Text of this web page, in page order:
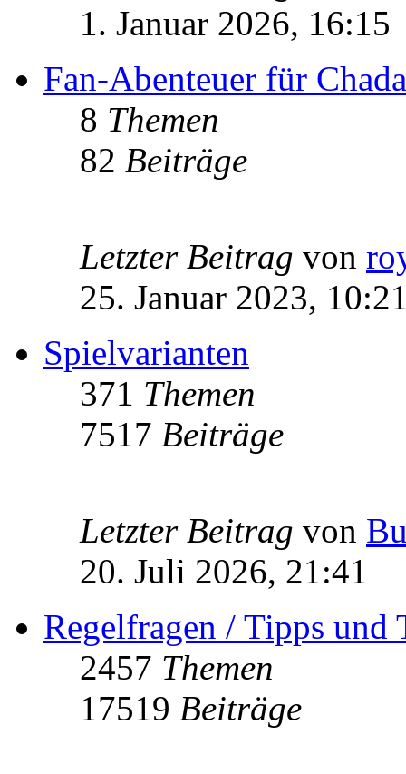
1. Januar 2026, 16:15
Fan-Abenteuer für
8 Themen
82 Beiträge
Letzter Beitrag von
25. Januar 2023,
Spielvarianten
371 Themen
7517 Beiträge
Letzter Beitrag von
20. Juli 2026, 21:41
Regelfragen / Tipps und
2457 Themen
17519 Beiträge